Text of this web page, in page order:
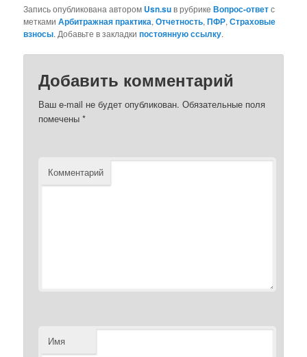
Запись опубликована автором Usn.suв рубрикеВопрос-ответс
меткамиАрбитражная практика,Отчетность,ПФР,Страховые
взносы. Добавьте в закладкипостоянную ссылку.
Добавить комментарий
Ваш e-mail не будет опубликован. Обязательные поля
помечены*
Комментарий
Имя